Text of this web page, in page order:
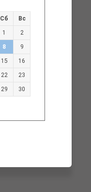
Сб Вс
1 2
8 9
15 16
22 23
29 30